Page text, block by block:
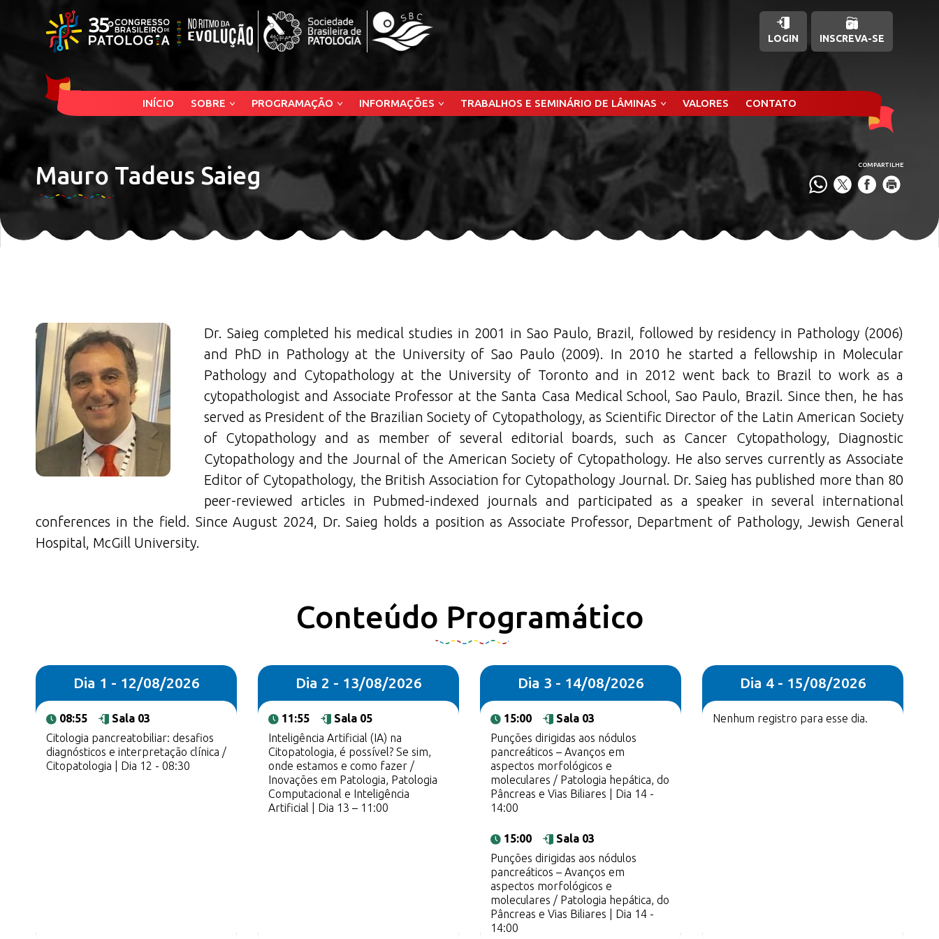
Mauro Tadeus Saieg COMPARTILHE
LOGIN INSCREVA-SE
INÍCIO SOBRE PROGRAMAÇÃO INFORMAÇÕES TRABALHOS E SEMINÁRIO DE LÂMINAS VALORES CONTATO
Dr. Saieg completed his medical studies in 2001 in Sao Paulo, Brazil, followed by residency in Pathology (2006)
and PhD in Pathology at the University of Sao Paulo (2009). In 2010 he started a fellowship in Molecular
Pathology and Cytopathology at the University of Toronto and in 2012 went back to Brazil to work as a
cytopathologist and Associate Professor at the Santa Casa Medical School, Sao Paulo, Brazil. Since then, he has
served as President of the Brazilian Society of Cytopathology, as Scientific Director of the Latin American Society
of Cytopathology and as member of several editorial boards, such as Cancer Cytopathology, Diagnostic
Cytopathology and the Journal of the American Society of Cytopathology. He also serves currently as Associate
Editor of Cytopathology, the British Association for Cytopathology Journal. Dr. Saieg has published more than 80
peer-reviewed articles in Pubmed-indexed journals and participated as a speaker in several international
conferences in the field. Since August 2024, Dr. Saieg holds a position as Associate Professor, Department of Pathology, Jewish General
Hospital, McGill University.
Conteúdo Programático
Dia 1 - 12/08/2026
08:55
Sala 03
Citologia pancreatobiliar: desafios
diagnósticos e interpretação clínica /
Citopatologia | Dia 12 - 08:30
Dia 2 - 13/08/2026
11:55
Sala 05
Inteligência Artificial (IA) na
Citopatologia, é possível? Se sim,
onde estamos e como fazer /
Inovações em Patologia, Patologia
Computacional e Inteligência
Artificial | Dia 13 – 11:00
Dia 3 - 14/08/2026
15:00
Sala 03
Punções dirigidas aos nódulos
pancreáticos – Avanços em
aspectos morfológicos e
moleculares / Patologia hepática, do
Pâncreas e Vias Biliares | Dia 14 -
14:00
15:00
Sala 03
Punções dirigidas aos nódulos
pancreáticos – Avanços em
aspectos morfológicos e
moleculares / Patologia hepática, do
Pâncreas e Vias Biliares | Dia 14 -
14:00
Dia 4 - 15/08/2026
Nenhum registro para esse dia.